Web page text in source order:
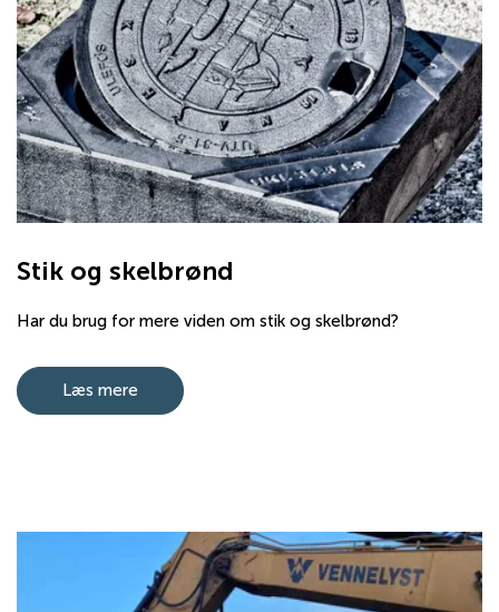
Stik og skelbrønd
Har du brug for mere viden om stik og skelbrønd?
Læs mere